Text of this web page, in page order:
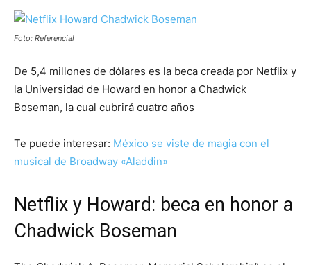
Foto: Referencial
De 5,4 millones de dólares es la beca creada por Netflix y
la Universidad de Howard en honor a Chadwick
Boseman, la cual cubrirá cuatro años
Te puede interesar: México se viste de magia con el
musical de Broadway «Aladdin»
Netflix y Howard: beca en honor a
Chadwick Boseman